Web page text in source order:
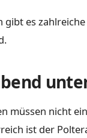
gibt es
müssen nicht
ist der